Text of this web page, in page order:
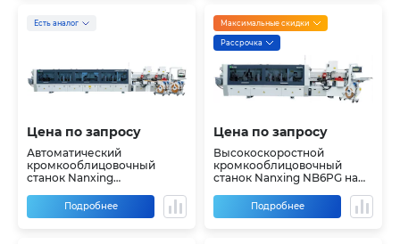
Есть аналог
Цена по запросу
Автоматический
кромкооблицовочный
станок Nanxing
Подробнее
Максимальные скидки
Рассрочка
Цена по запросу
Высокоскоростной
кромкооблицовочный
станок Nanxing NB6PG на
Подробнее